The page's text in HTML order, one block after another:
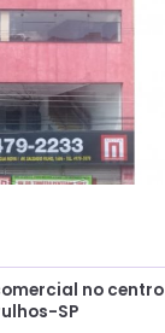
no centro
SP